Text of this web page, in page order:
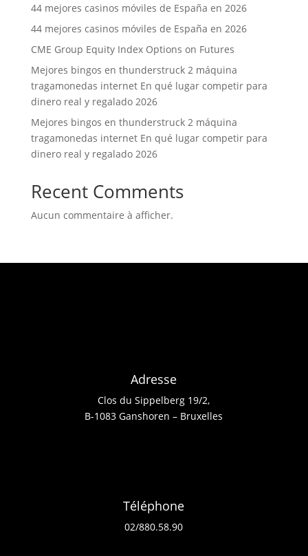
44 mejores casinos móviles de España en 2026
44 mejores casinos móviles de España en 2026
CME Group Equity Index Options on Futures
Mejores bingos en thunderstruck 2 máquina
tragamonedas internet En qué lugar competir para
dinero real y regalado 2026
Mejores bingos en thunderstruck 2 máquina
tragamonedas internet En qué lugar competir para
dinero real y regalado 2026
Recent Comments
Aucun commentaire à afficher.
Adresse
Clos du Sippelberg 19/2,
B-1083 Ganshoren – Bruxelles
Téléphone
02/880.58.90